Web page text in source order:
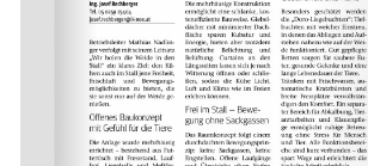
Skip to main content